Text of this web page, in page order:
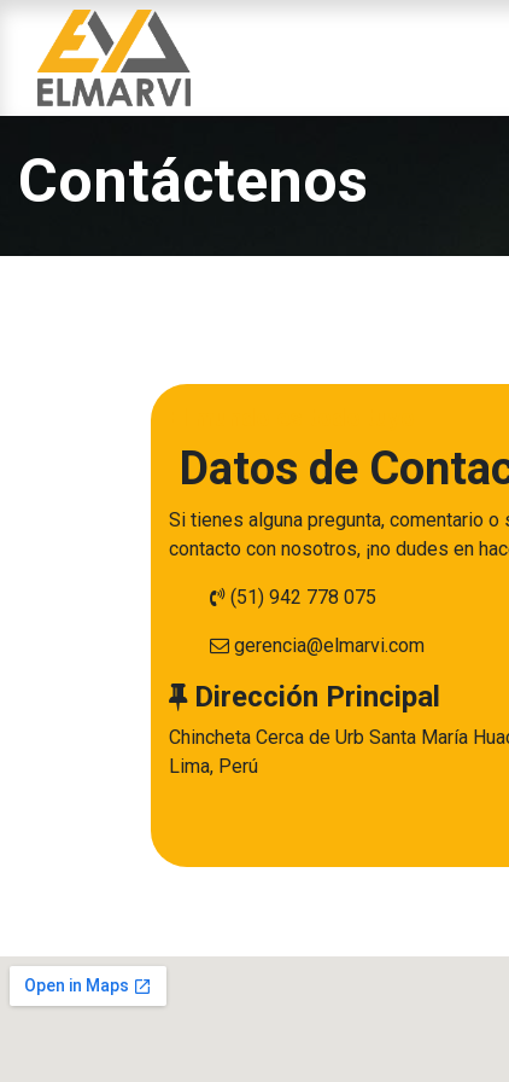
Contáctenos
Datos de
Si tienes alguna pregunta, comentario
contacto con nosotros, ¡no dudes en
(51) 942 778 075
gerencia@elmarvi.com
Dirección Principal
Chincheta Cerca de Urb Santa María
Lima, Perú